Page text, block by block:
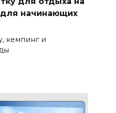
начинающих
кемпинг и